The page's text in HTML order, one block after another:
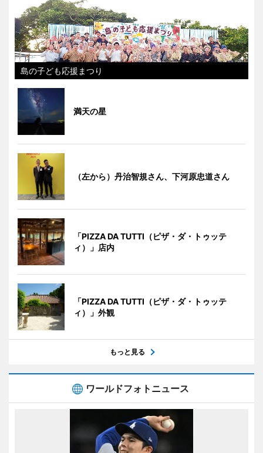
島の子ども応援まつり
満天の星
（左から）丹治智規さん、下河原忠道さん
「PIZZA DA TUTTI（ピザ・ダ・トゥッテ
ィ）」店内
「PIZZA DA TUTTI（ピザ・ダ・トゥッテ
ィ）」外観
もっと見る
ワールドフォトニュース